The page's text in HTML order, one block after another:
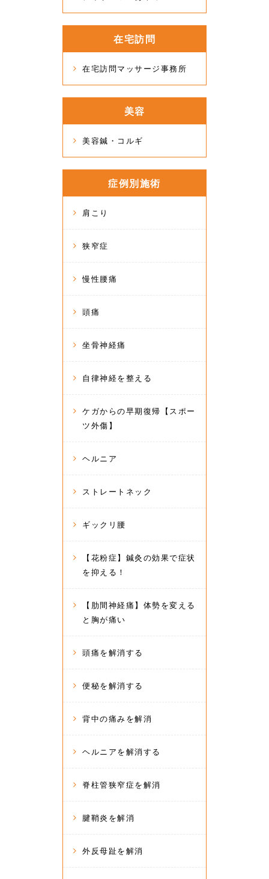
在宅訪問
在宅訪問マッサージ事務所
美容
美容鍼・コルギ
症例別施術
肩こり
狭窄症
慢性腰痛
頭痛
坐骨神経痛
自律神経を整える
ケガからの早期復帰【スポー
ツ外傷】
ヘルニア
ストレートネック
ギックリ腰
【花粉症】鍼灸の効果で症状
を抑える！
【肋間神経痛】体勢を変える
と胸が痛い
頭痛を解消する
便秘を解消する
背中の痛みを解消
ヘルニアを解消する
脊柱管狭窄症を解消
腱鞘炎を解消
外反母趾を解消